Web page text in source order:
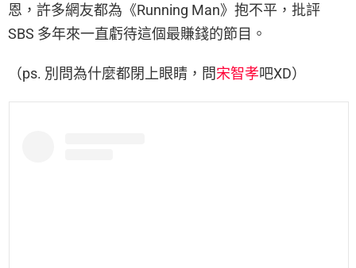
恩，許多網友都為《Running Man》抱不平，批評
SBS 多年來一直虧待這個最賺錢的節目。
（ps. 別問為什麼都閉上眼睛，問宋智孝吧XD）